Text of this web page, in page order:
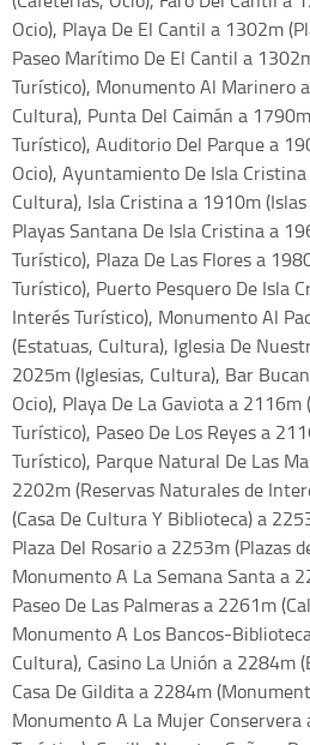
Ocio), Playa De El Cantil a 1302m
Paseo Marítimo De El Cantil a
Turístico), Monumento Al Marinero
Cultura), Punta Del Caimán a
Turístico), Auditorio Del Parque a
Ocio), Ayuntamiento De Isla
Cultura), Isla Cristina a 1910m
Playas Santana De Isla Cristina a
Turístico), Plaza De Las Flores a
Turístico), Puerto Pesquero De Isla
Interés Turístico), Monumento Al
(Estatuas, Cultura), Iglesia De
2025m (Iglesias, Cultura), Bar
Ocio), Playa De La Gaviota a 2116m
Turístico), Paseo De Los Reyes a
Turístico), Parque Natural De Las
2202m (Reservas Naturales de
(Casa De Cultura Y Biblioteca) a
Plaza Del Rosario a 2253m (Plazas
Monumento A La Semana Santa a
Paseo De Las Palmeras a 2261m
Monumento A Los Bancos-
Cultura), Casino La Unión a 2284m
Casa De Gildita a 2284m
Monumento A La Mujer